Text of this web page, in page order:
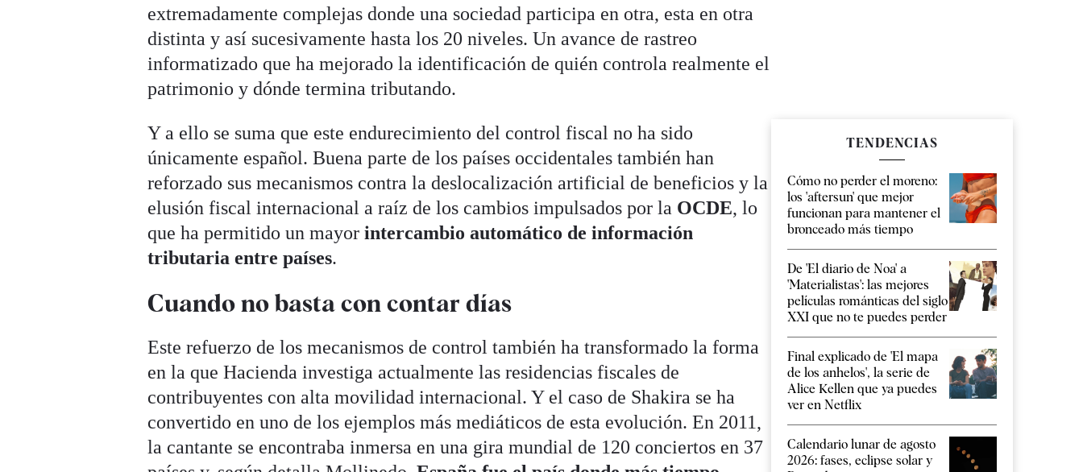
extremadamente complejas donde una sociedad participa en otra, esta en otra
distinta y así sucesivamente hasta los 20 niveles. Un avance de rastreo
informatizado que ha mejorado la identificación de quién controla realmente el
patrimonio y dónde termina tributando.
Y a ello se suma que este endurecimiento del control fiscal no ha sido
únicamente español. Buena parte de los países occidentales también han
reforzado sus mecanismos contra la deslocalización artificial de beneficios y la
elusión fiscal internacional a raíz de los cambios impulsados por la OCDE, lo
que ha permitido un mayorintercambio automático de información
tributaria entre países.
Cuando no basta con contar días
Este refuerzo de los mecanismos de control también ha transformado la forma
en la que Hacienda investiga actualmente las residencias fiscales de
contribuyentes con alta movilidad internacional. Y el caso de Shakira se ha
convertido en uno de los ejemplos más mediáticos de esta evolución. En 2011,
la cantante se encontraba inmersa en una gira mundial de 120 conciertos en 37
TENDENCIAS
Cómo no perder el moreno:
los 'aftersun' que mejor
funcionan para mantener el
bronceado más tiempo
De 'El diario de Noa' a
'Materialistas': las mejores
películas románticas del siglo
XXI que no te puedes perder
Final explicado de 'El mapa
de los anhelos', la serie de
Alice Kellen que ya puedes
ver en Netflix
Calendario lunar de agosto
2026: fases, eclipse solar y